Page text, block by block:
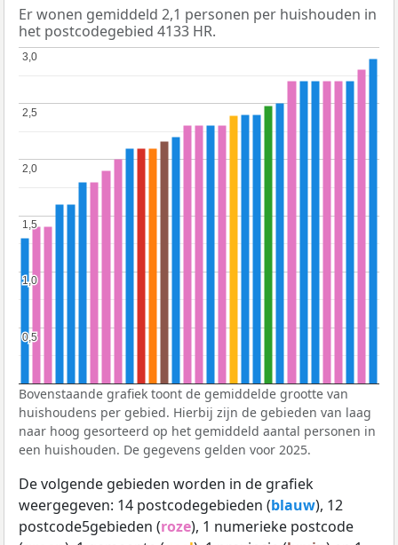
Er wonen gemiddeld 2,1 personen per huishouden in
het postcodegebied 4133 HR.
0,5
0,5
1,0
1,0
1,5
1,5
2,0
2,0
2,5
2,5
3,0
3,0
Bovenstaande grafiek toont de gemiddelde grootte van
huishoudens per gebied. Hierbij zijn de gebieden van laag
naar hoog gesorteerd op het gemiddeld aantal personen in
een huishouden. De gegevens gelden voor 2025.
De volgende gebieden worden in de grafiek
weergegeven: 14 postcodegebieden (blauw), 12
postcode5gebieden (roze), 1 numerieke postcode